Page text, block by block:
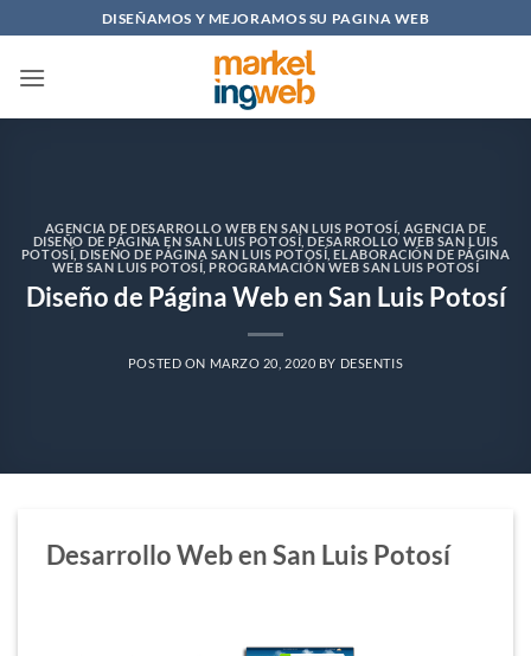
al
contenido
DISEÑAMOS Y MEJORAMOS SU PAGINA WEB
AGENCIA DE DESARROLLO WEB EN SAN LUIS POTOSÍ AGENCIA DE
DISEÑO DE PÁGINA EN SAN LUIS POTOSÍ ,DESARROLLO WEB SAN LUIS
POTOSÍ ,DISEÑO DE PÁGINA SAN LUIS POTOSÍ ,ELABORACIÓN DE PÁGINA
WEB SAN LUIS POTOSÍ ,PROGRAMACIÓN WEB SAN LUIS POTOSÍ
Diseño de Página Web en San Luis Potosí
POSTED ON MARZO 20, 2020 BY DESENTIS
Desarrollo Web en San Luis Potosí